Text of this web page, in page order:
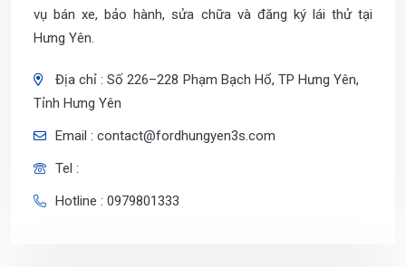
vụ bán xe, bảo hành, sửa chữa và đăng ký lái thử tại
Hưng Yên.
Địa chỉ : Số 226–228 Phạm Bạch Hổ, TP Hưng Yên,
Tỉnh Hưng Yên
Email : contact@fordhungyen3s.com
Tel :
Hotline : 0979801333